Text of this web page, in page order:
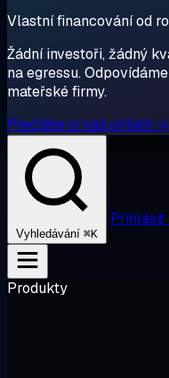
Vlastní financování od
Žádní investoři, žádný
na egressu.
mateřské firmy.
Přečtěte si náš příběh →
Vyhledávání ⌘K
Přihlásit
Produkty